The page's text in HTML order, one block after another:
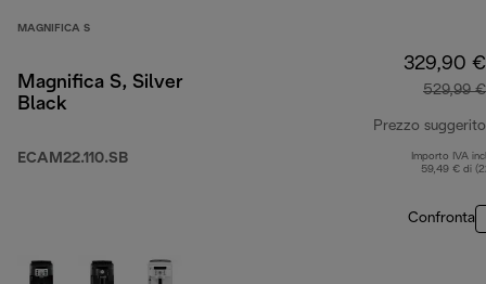
MAGNIFICA S
Magnifica S, Silver
Black
ECAM22.110.SB
329,90 €
529,99 €
Prezzo suggerito
Importo IVA
59,49 € di
Confronta